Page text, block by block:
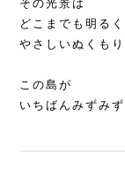
その光景は
どこまでも明るく
やさしいぬくも
この島が
いちばんみずみ